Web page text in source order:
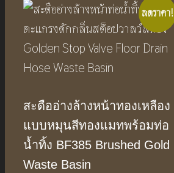
ลดราคา!
สะดืออ่างล้างหน้าทองเหลือง
แบบหมุนสีทองแมทพร้อมท่อ
น้ำทิ้ง BF385 Brushed Gold
Waste Basin